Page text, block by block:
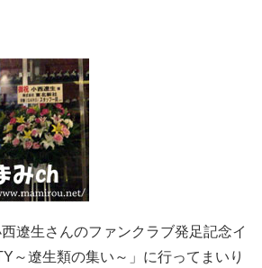
遼生さんのファンクラブ発足記念イ
～遼生類の集い～」に行ってまいり